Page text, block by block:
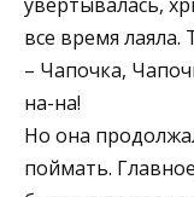
все время лаяла.
– Чапочка,
на-на!
Но она
поймать.